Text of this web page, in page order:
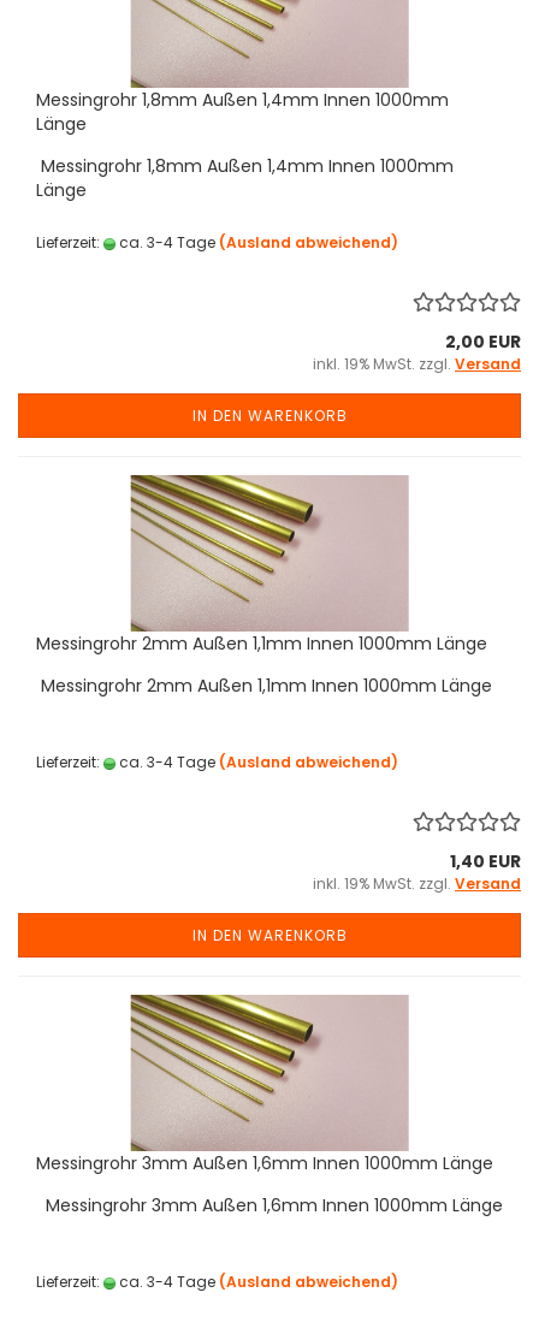
Messingrohr 1,8mm Außen 1,4mm Innen 1000mm
Länge
Messingrohr 1,8mm Außen 1,4mm Innen 1000mm
Länge
Lieferzeit: ca. 3-4 Tage (Ausland abweichend)
2,00 EUR
inkl. 19% MwSt. zzgl. Versand
IN DEN WARENKORB
Messingrohr 2mm Außen 1,1mm Innen 1000mm Länge
Messingrohr 2mm Außen 1,1mm Innen 1000mm Länge
Lieferzeit: ca. 3-4 Tage (Ausland abweichend)
1,40 EUR
inkl. 19% MwSt. zzgl. Versand
IN DEN WARENKORB
Messingrohr 3mm Außen 1,6mm Innen 1000mm Länge
Messingrohr 3mm Außen 1,6mm Innen 1000mm Länge
Lieferzeit: ca. 3-4 Tage (Ausland abweichend)